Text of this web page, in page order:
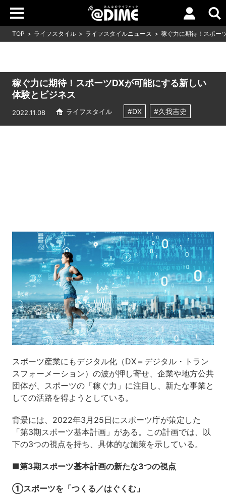
TOP ライフスタイル ライフスタイルニュース 稼ぐ力に期待！スポー
稼ぐ力に期待！スポーツDXが可能にする新しい
体験とビジネス
2022.11.08 ライフスタイル #DX #久我吉史
スポーツ産業にもデジタル化（DX＝デジタル・トラン
スフォーメーション）の波が押し寄せ、企業や地方公共
団体が、スポーツの「稼ぐ力」に注目し、新たな事業と
しての活路を得ようとしている。
背景には、2022年3月25日にスポーツ庁が策定した
「第3期スポーツ基本計画」がある。この計画では、以
下の3つの視点を持ち、具体的な施策を示している。
■第3期スポーツ基本計画の新たな3つの視点
①スポーツを「つくる／はぐくむ」